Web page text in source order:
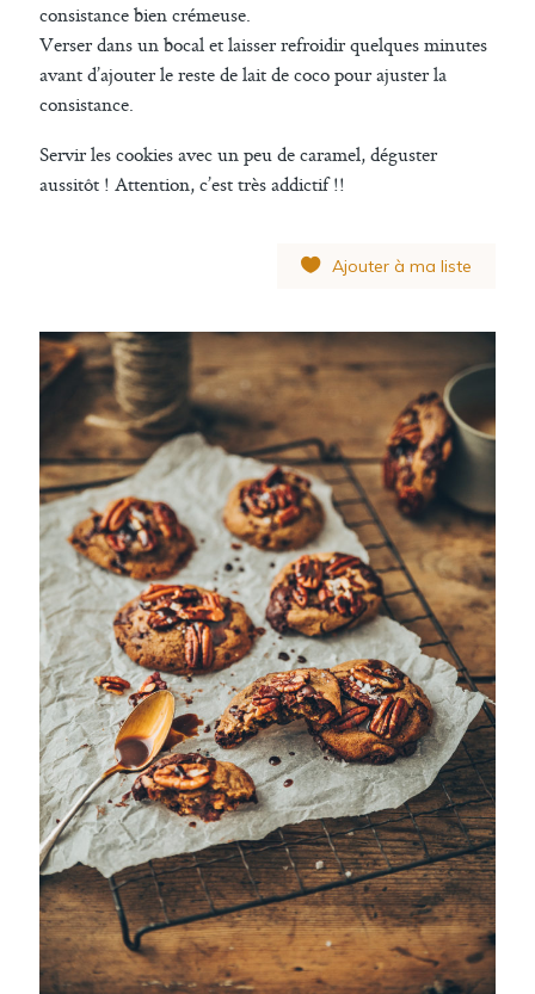
consistance bien crémeuse.
Verser dans un bocal et laisser refroidir quelques minutes
avant d’ajouter le reste de lait de coco pour ajuster la
consistance.
Servir les cookies avec un peu de caramel, déguster
aussitôt ! Attention, c’est très addictif !!
Ajouter à ma liste